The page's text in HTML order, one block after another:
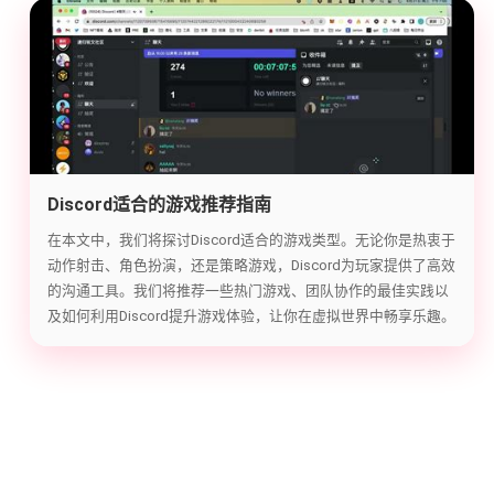
Discord适合的游戏推荐指南
在本文中，我们将探讨Discord适合的游戏类型。无论你是热衷于
动作射击、角色扮演，还是策略游戏，Discord为玩家提供了高效
的沟通工具。我们将推荐一些热门游戏、团队协作的最佳实践以
及如何利用Discord提升游戏体验，让你在虚拟世界中畅享乐趣。